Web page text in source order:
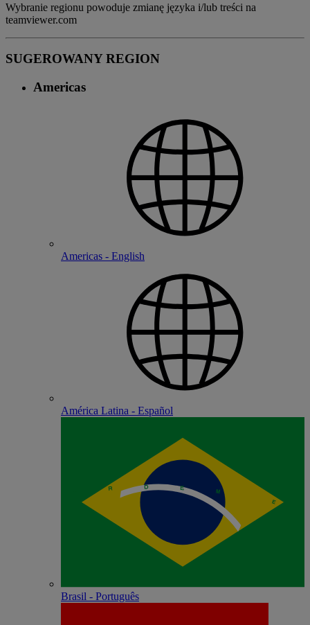
Wybranie regionu powoduje zmianę języka i/lub treści na
teamviewer.com
SUGEROWANY REGION
Americas
Americas - English
América Latina - Español
Brasil - Português